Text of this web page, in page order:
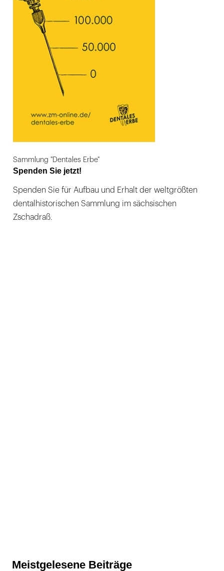
Sammlung "Dentales Erbe"
Spenden Sie jetzt!
Spenden Sie für Aufbau und Erhalt der weltgrößten
dentalhistorischen Sammlung im sächsischen
Zschadraß.
Meistgelesene Beiträge